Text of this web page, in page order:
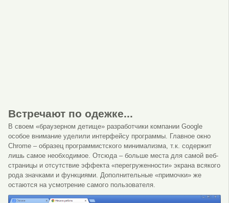
Встречают по одежке...
В своем «браузерном детище» разработчики компании Google
особое внимание уделили интерфейсу программы. Главное окно
Chrome – образец программистского минимализма, т.к. содержит
лишь самое необходимое. Отсюда – больше места для самой веб-
страницы и отсутствие эффекта «перегруженности» экрана всякого
рода значками и функциями. Дополнительные «примочки» же
остаются на усмотрение самого пользователя.